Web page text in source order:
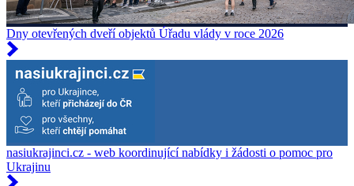
Dny otevřených dveří objektů Úřadu vlády v roce 2026
nasiukrajinci.cz - web koordinující nabídky i žádosti o pomoc pro
Ukrajinu